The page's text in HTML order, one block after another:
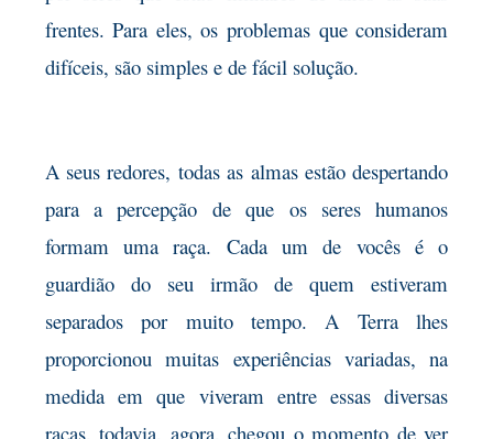
frentes. Para eles, os problemas que consideram
difíceis, são simples e de fácil solução.
A seus redores, todas as almas estão despertando
para a percepção de que os seres humanos
formam uma raça. Cada um de vocês é o
guardião do seu irmão de quem estiveram
separados por muito tempo. A Terra lhes
proporcionou muitas experiências variadas, na
medida em que viveram entre essas diversas
raças, todavia, agora, chegou o momento de ver